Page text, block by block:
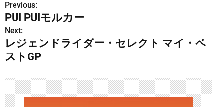
投
稿
ナ
ビ
ゲ
ー
Previous:
PUI PUIモルカー
Next:
レジェンドライダー・セレクト マイ・ベ
ストGP